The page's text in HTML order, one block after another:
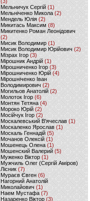
Мельничук Сергій (1)
Мельніченко Микола (2)
Мендель Юлія (2)
Микитась Максим (8)
Микитенко Роман Леонідович
(2)
Мисик Володимир (1)
Мисик Володимир Юрійович(2)
Мізрах Ігор(3)
Мірошник Андрій(1)
Мірошниченко Ігор (3)
Мірошниченко Юрій(4)
Мірошніченко Іван
Володимирович (2)
Могильов Анатолій (2)
Молоток Ігор (6)
Монтян Тетяна (4)
Мороко Юрій(2)
Мосійчук Ігор (2)
Москалевський В'ячеслав (1)
Москаленко Ярослав (1)
Москаль Геннадій (5)
Мочанов Олексій(1)
Мошенець Олена(1)
Мошенский Валерий (5)
Муженко Віктор (1)
Мужчиль Олег (Сергій Аміров)
Лісник (7)
Мураєв Євген(6)
Нагорний Анатолій
Миколайович (1)
Наем Мустафа (7)
Назаренко Віктор (3)